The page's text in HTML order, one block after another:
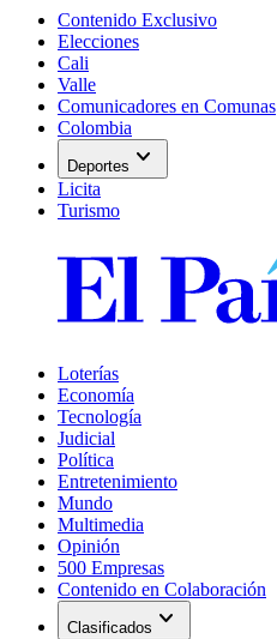
Contenido Exclusivo
Elecciones
Cali
Valle
Comunicadores en Comunas
Colombia
Deportes expand_more
Licita
Turismo
Loterías
Economía
Tecnología
Judicial
Política
Entretenimiento
Mundo
Multimedia
Opinión
500 Empresas
Contenido en Colaboración
Clasificados expand_more